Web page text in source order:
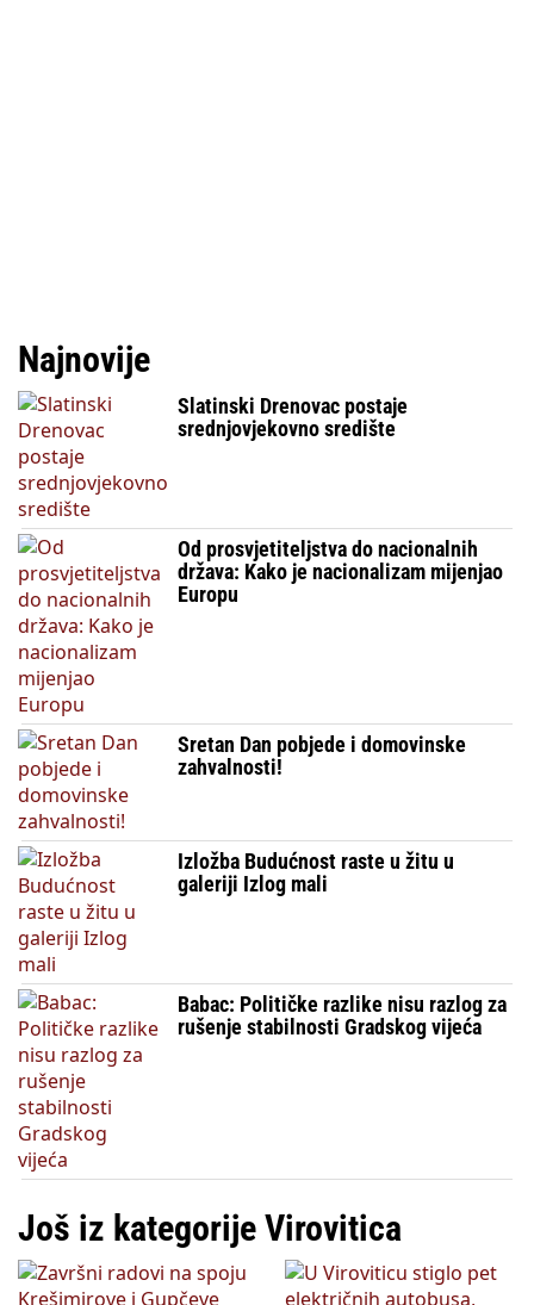
Najnovije
Slatinski Drenovac postaje
srednjovjekovno središte
Od prosvjetiteljstva do nacionalnih
država: Kako je nacionalizam mijenjao
Europu
Sretan Dan pobjede i domovinske
zahvalnosti!
Izložba Budućnost raste u žitu u
galeriji Izlog mali
Babac: Političke razlike nisu razlog za
rušenje stabilnosti Gradskog vijeća
Još iz kategorije Virovitica